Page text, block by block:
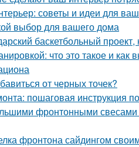
советы и идеи для
выбор для вашего дома
баскетбольный
что это такое и как
от черных точек?
пошаговая инструкция
фронтонными
фронтона сайдингом